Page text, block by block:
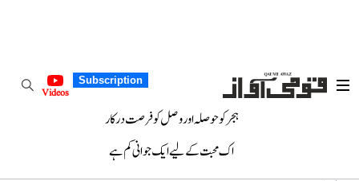
Subscription
Videos
ہجر کو حوصلہ اور وصل کو فرصت درکار
اک محبت کے لیے ایک جوانی کم ہے